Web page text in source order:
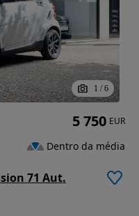
1 / 6
71 Aut.
5 750 EUR
Dentro da média